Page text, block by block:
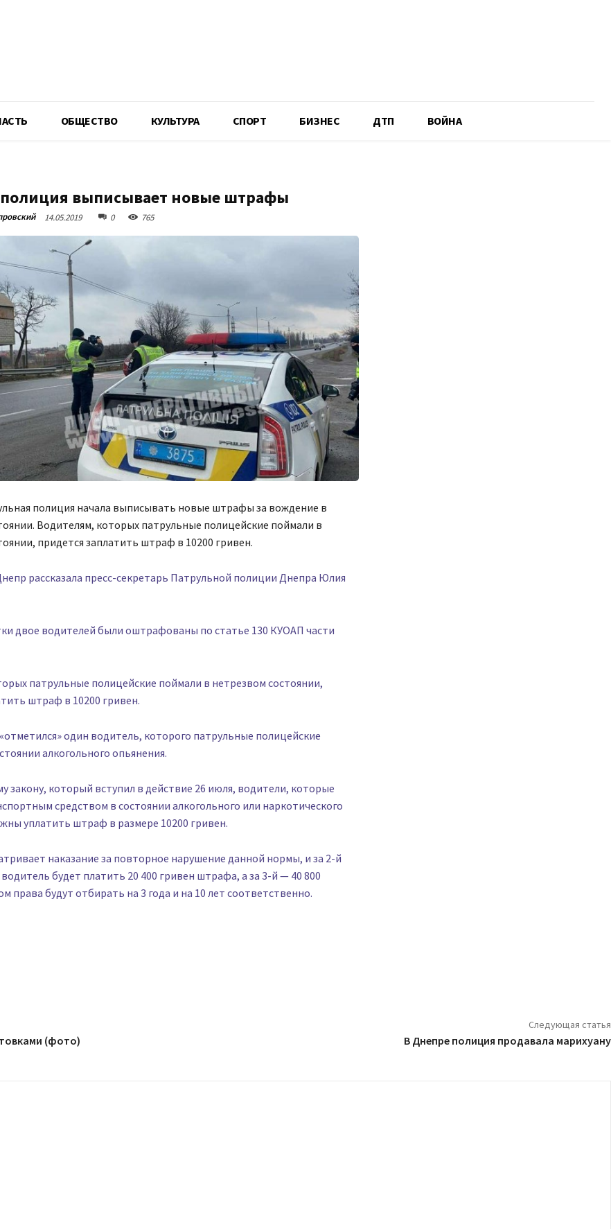
ОБЩЕСТВО КУЛЬТУРА СПОРТ БИЗНЕС ДТП ВОЙНА
выписывает новые штрафы
14.05.2019 0 765
полиция начала выписывать новые штрафы за вождение в
Водителям, которых патрульные полицейские поймали в
придется заплатить штраф в 10200 гривен.
рассказала пресс-секретарь Патрульной полиции Днепра Юлия
двое водителей были оштрафованы по статье 130 КУОАП части
патрульные полицейские поймали в нетрезвом состоянии,
штраф в 10200 гривен.
один водитель, которого патрульные полицейские
алкогольного опьянения.
закону, который вступил в действие 26 июля, водители, которые
средством в состоянии алкогольного или наркотического
уплатить штраф в размере 10200 гривен.
наказание за повторное нарушение данной нормы, и за 2-й
будет платить 20 400 гривен штрафа, а за 3-й — 40 800
права будут отбирать на 3 года и на 10 лет соответственно.
(фото)
Следующая статья
В Днепре полиция продавала марихуану